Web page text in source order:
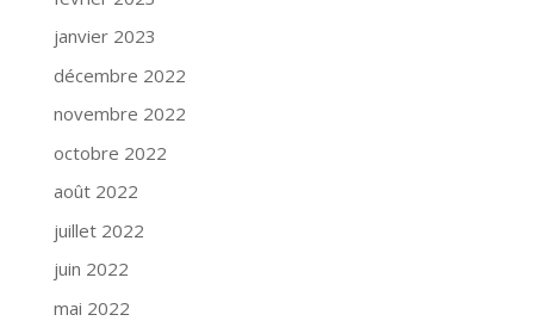
janvier 2023
décembre 2022
novembre 2022
octobre 2022
août 2022
juillet 2022
juin 2022
mai 2022